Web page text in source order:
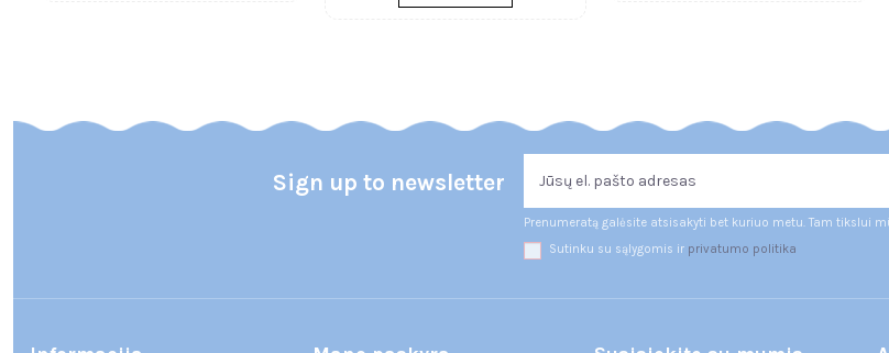
Sign up to newsletter
Prenumeratą galėsite atsisakyti bet kuriuo metu. Tam tikslui
Sutinku su sąlygomis ir privatumo politika